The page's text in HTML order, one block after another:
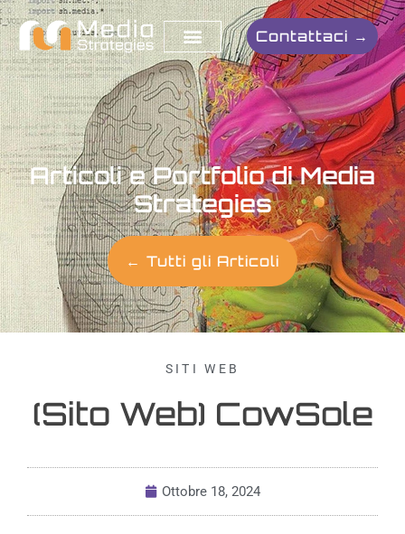
Contattaci →
Articoli e Portfolio di Media
Strategies
← Tutti gli Articoli
SITI WEB
(Sito Web) CowSole
Ottobre 18, 2024